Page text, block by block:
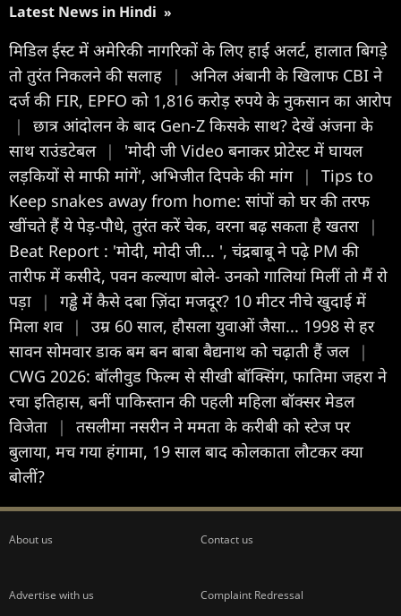
Latest News in Hindi »
मिडिल ईस्ट में अमेरिकी नागरिकों के लिए हाई अलर्ट, हालात बिगड़े
तो तुरंत निकलने की सलाह
|
अनिल अंबानी के खिलाफ CBI ने
दर्ज की FIR, EPFO को 1,816 करोड़ रुपये के नुकसान का आरोप
|
छात्र आंदोलन के बाद Gen-Z किसके साथ? देखें अंजना के
साथ राउंडटेबल |
'मोदी जी Video बनाकर प्रोटेस्ट में घायल
लड़कियों से माफी मांगें', अभिजीत दिपके की मांग |
Tips to
Keep snakes away from home: सांपों को घर की तरफ
खींचते हैं ये पेड़-पौधे, तुरंत करें चेक, वरना बढ़ सकता है खतरा
|
Beat Report : 'मोदी, मोदी जी... ', चंद्रबाबू ने पढ़े PM की
तारीफ में कसीदे, पवन कल्याण बोले- उनको गालियां मिलीं तो मैं रो
पड़ा
|
गड्ढे में कैसे दबा ज़िंदा मजदूर? 10 मीटर नीचे खुदाई में
मिला शव |
उम्र 60 साल, हौसला युवाओं जैसा... 1998 से हर
सावन सोमवार डाक बम बन बाबा बैद्यनाथ को चढ़ाती हैं जल |
CWG 2026: बॉलीवुड फिल्म से सीखी बॉक्सिंग, फातिमा जहरा ने
रचा इतिहास, बनीं पाकिस्तान की पहली महिला बॉक्सर मेडल
विजेता
|
तसलीमा नसरीन ने ममता के करीबी को स्टेज पर
बुलाया, मच गया हंगामा, 19 साल बाद कोलकाता लौटकर क्या
बोलीं?
About us Contact us
Advertise with us Complaint Redressal